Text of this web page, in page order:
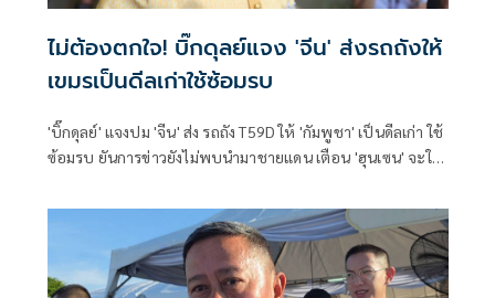
ไม่ต้องตกใจ! บิ๊กดุลย์แจง 'จีน' ส่งรถถังให้
เขมรเป็นดีลเก่าใช้ซ้อมรบ
'บิ๊กดุลย์' แจงปม 'จีน' ส่ง รถถัง T59D ให้ 'กัมพูชา' เป็นดีลเก่า ใช้
ซ้อมรบ ยันการข่าวยังไม่พบนำมาชายแดน เตือน 'ฮุนเซน' จะใช้